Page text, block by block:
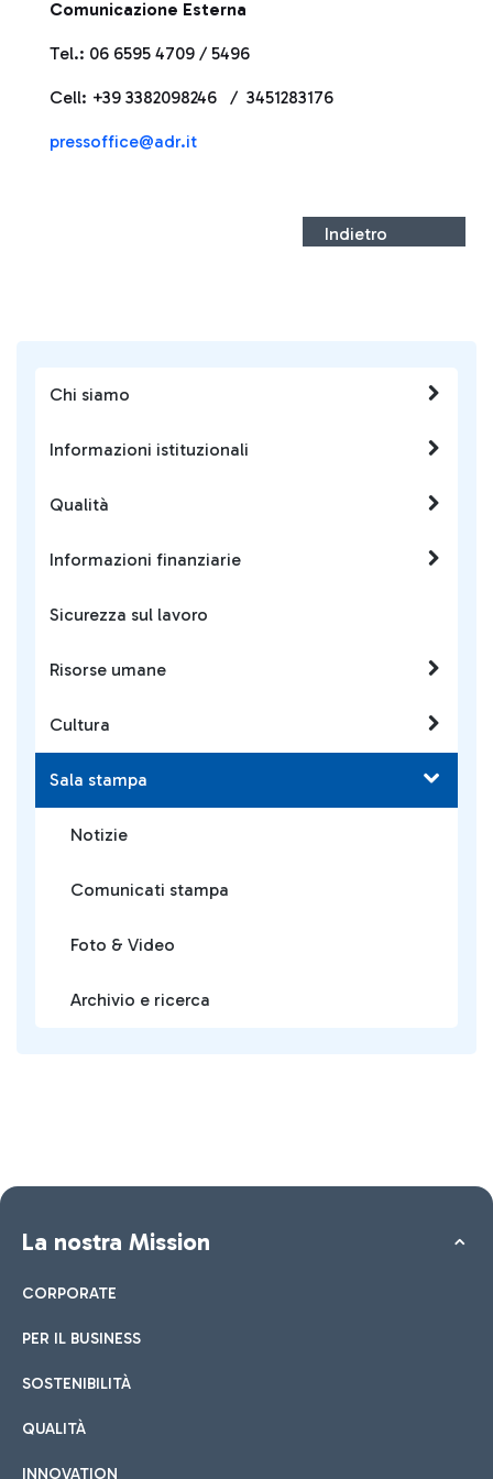
Chi siamo
Informazioni istituzionali
Qualità
Informazioni finanziarie
Sicurezza sul lavoro
Risorse umane
Cultura
Sala stampa
Notizie
Comunicati stampa
Foto & Video
Archivio e ricerca
Comunicazione Esterna
Tel.: 06 6595 4709 / 5496
Cell: +39 3382098246 / 3451283176
pressoffice@adr.it
Indietro
La nostra Mission
CORPORATE
PER IL BUSINESS
SOSTENIBILITÀ
QUALITÀ
INNOVATION